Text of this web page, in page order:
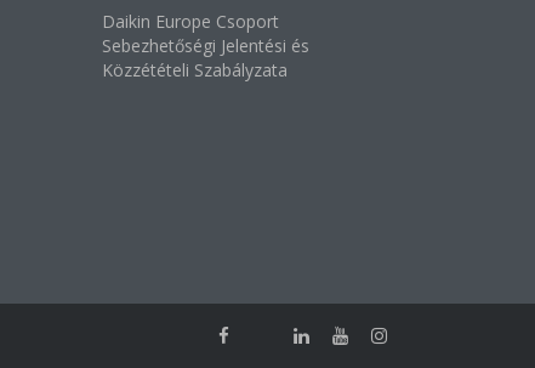
Daikin Europe Csoport
Sebezhetőségi Jelentési és
Közzétételi Szabályzata